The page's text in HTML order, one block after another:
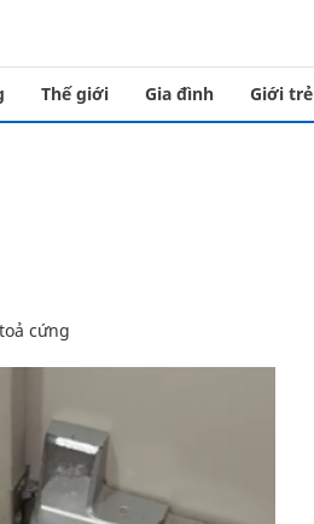
Thế giới Gia đình Giới trẻ
cứng